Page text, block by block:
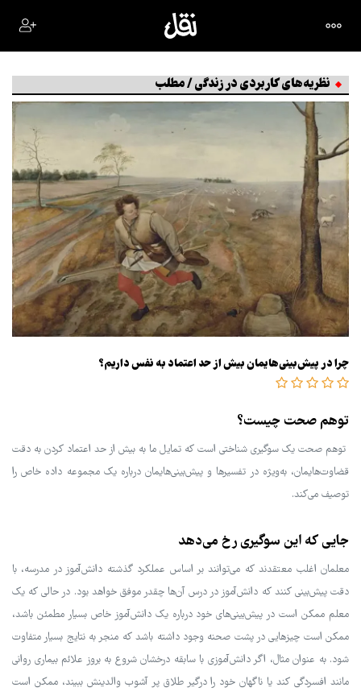
نظریه‌های کاربردی در زندگی / مطلب
چرا در پیش‌بینی‌هایمان بیش از حد اعتماد به نفس داریم؟
توهم صحت چیست؟
توهم صحت یک سوگیری شناختی است که تمایل ما به بیش از حد اعتماد کردن به دقت
قضاوت‌هایمان، به‌ویژه در تفسیرها و پیش‌بینی‌هایمان درباره یک مجموعه داده خاص را
توصیف می‌کند.
جایی که این سوگیری رخ می‌دهد
معلمان اغلب معتقدند که می‌توانند بر اساس عملکرد گذشته دانش‌آموز در مدرسه، با
دقت پیش‌بینی کنند که دانش‌آموز در درس آن‌ها چقدر موفق خواهد بود. در حالی که یک
معلم ممکن است در پیش‌بینی‌های خود درباره یک دانش‌آموز خاص بسیار مطمئن باشد،
ممکن است چیزهایی در پشت صحنه وجود داشته باشد که منجر به نتایج بسیار متفاوت
شود. به عنوان مثال، اگر دانش‌آموزی با سابقه درخشان شروع به بروز علائم بیماری روانی
مانند افسردگی کند یا ناگهان خود را درگیر طلاق پر آشوب والدینش ببیند، ممکن است